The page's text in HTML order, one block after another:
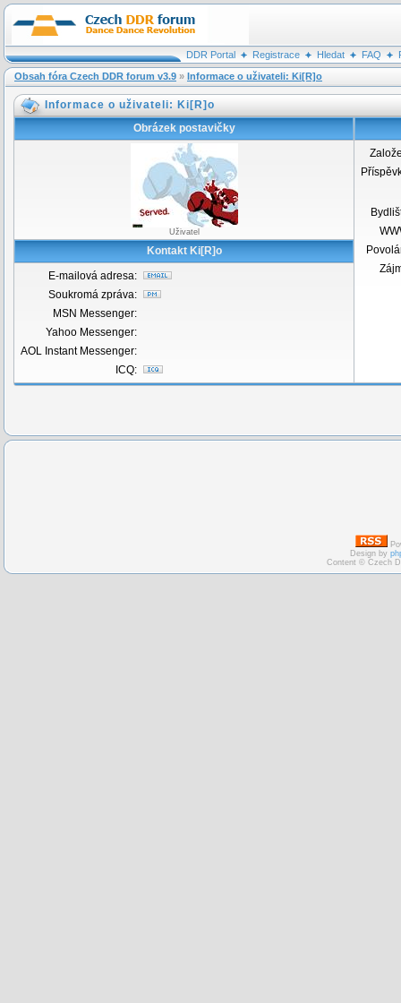
DDR Portal Registrace Hledat FAQ
Obsah fóra Czech DDR forum v3.9 » Informace o uživateli: Ki[R]o
Informace o uživateli: Ki[R]o
Obrázek postavičky
Uživatel
Kontakt Ki[R]o
E-mailová adresa:
Soukromá zpráva:
MSN Messenger:
Yahoo Messenger:
AOL Instant Messenger:
ICQ:
Design by
Content © Czech